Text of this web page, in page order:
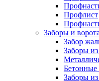
Профлист
Заборы и ворота
Забор
Заборы
Бетонные
Заборы